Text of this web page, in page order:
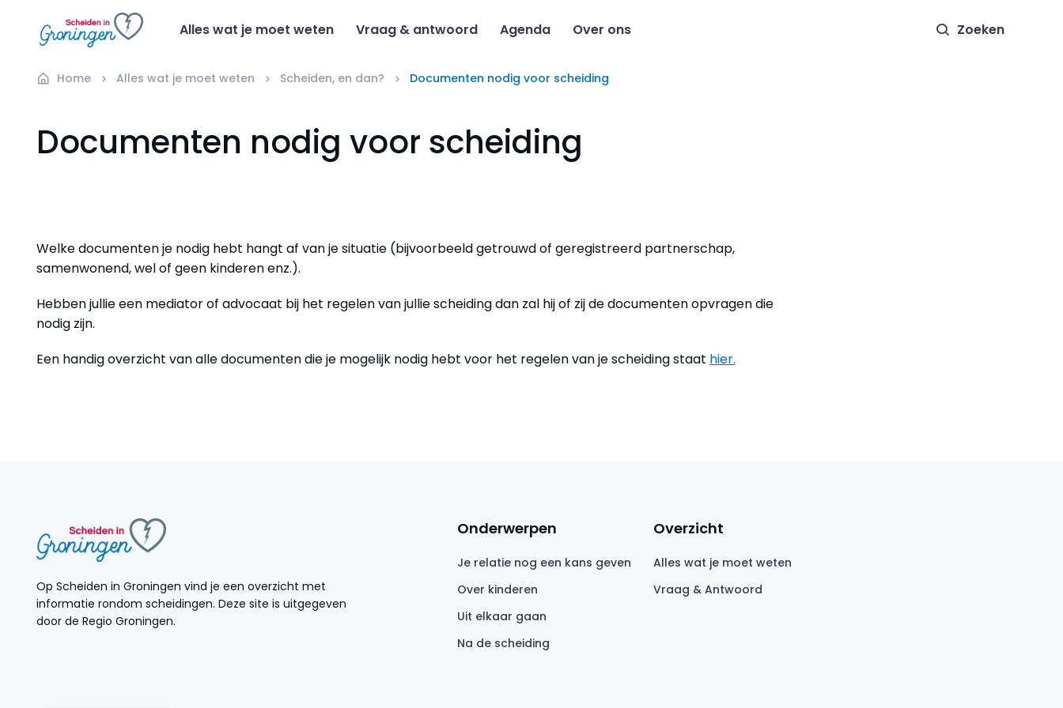
Alles wat je moet weten Vraag & antwoord Agenda Over ons Zoeken
Home Alles wat je moet weten Scheiden, en dan? Documenten nodig voor scheiding
Documenten nodig voor scheiding
Welke documenten je nodig hebt hangt af van je situatie (bijvoorbeeld getrouwd of geregistreerd partnerschap,
samenwonend, wel of geen kinderen enz.).
Hebben jullie een mediator of advocaat bij het regelen van jullie scheiding dan zal hij of zij de documenten opvragen die
nodig zijn.
Een handig overzicht van alle documenten die je mogelijk nodig hebt voor het regelen van je scheiding staat hier.
Op Scheiden in Groningen vind je een overzicht met
informatie rondom scheidingen. Deze site is uitgegeven
door de Regio Groningen.
Onderwerpen
Je relatie nog een kans geven
Over kinderen
Uit elkaar gaan
Na de scheiding
Overzicht
Alles wat je moet weten
Vraag & Antwoord